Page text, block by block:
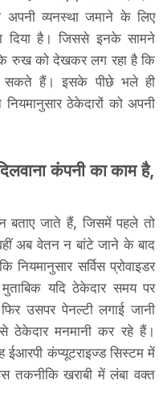
व्यनस्था जमाने के लिए
दिया है। जिससे इनके सामने
रुख को देखकर लग रहा है कि
सकते हैं। इसके पीछे भले ही
ठेकेदारों को अपनी
कंपनी का काम है,
बताए जाते हैं, जिसमें पहले तो
अब वेतन न बांटे जाने के बाद
नियमानुसार सर्विस प्रोवाइडर
यदि ठेकेदार समय पर
उसपर पेनल्टी लगाई जानी
ठेकेदार मनमानी कर रहे हैं।
ईआरपी कंप्यूटराइज्ड सिस्टम में
तकनीकि खराबी में लंबा वक्त